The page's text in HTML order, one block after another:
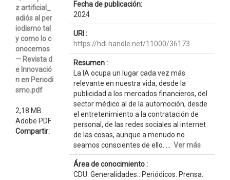
z artificial_
adiós al per
iodismo tal
y como lo c
onocemos
— Revista d
e Innovació
n en Periodi
smo.pdf
2,18 MB
Adobe PDF
Compartir:
Fecha de publicación:
2024
URI :
https://hdl.handle.net/11000/36173
Resumen :
La IA ocupa un lugar cada vez más
relevante en nuestra vida, desde la
publicidad a los mercados financieros, del
sector médico al de la automoción, desde
el entretenimiento a la contratación de
personal, de las redes sociales al internet
de las cosas, aunque a menudo no
seamos conscientes de ello. ... Ver más
Área de conocimiento :
CDU: Generalidades.: Periódicos. Prensa.